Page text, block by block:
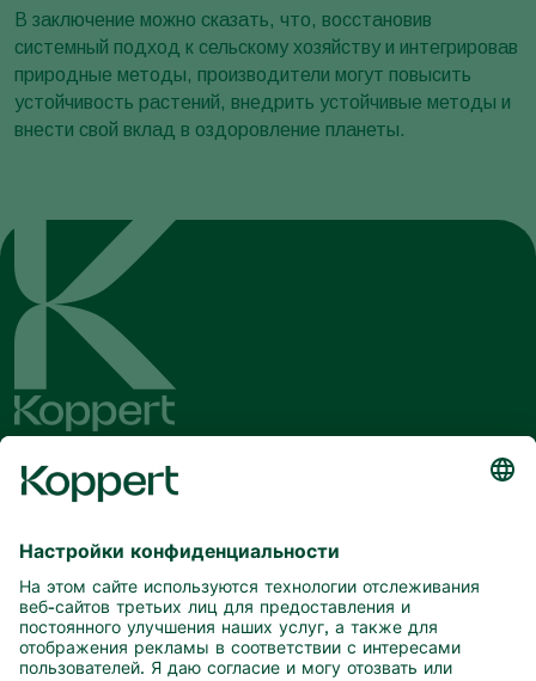
В заключение можно сказать, что, восстановив
системный подход к сельскому хозяйству и интегрировав
природные методы, производители могут повысить
устойчивость растений, внедрить устойчивые методы и
внести свой вклад в оздоровление планеты.
и актуальной информации
Подписаться здесь